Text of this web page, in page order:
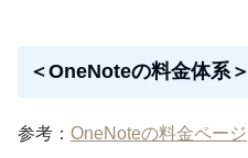
＜OneNoteの料金体系＞
参考： OneNoteの料金ページ